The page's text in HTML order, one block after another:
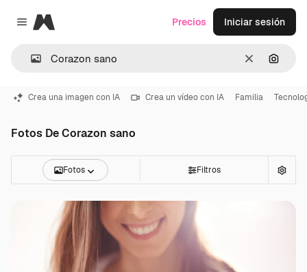
Close menu
Magnific
Borrar
Precios Iniciar sesión
Crea una imagen con IA Crea un vídeo con IA Familia
Fotos De Corazon sano
Fotos Filtros